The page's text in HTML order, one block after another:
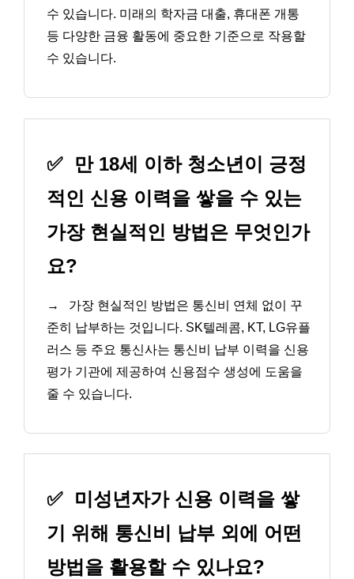
수 있습니다. 미래의 학자금 대출, 휴대폰 개통
등 다양한 금융 활동에 중요한 기준으로 작용할
수 있습니다.
✅
만 18세 이하 청소년이 긍정
적인 신용 이력을 쌓을 수 있는
가장 현실적인 방법은 무엇인가
요?
→
가장 현실적인 방법은 통신비 연체 없이 꾸
준히 납부하는 것입니다. SK텔레콤, KT, LG유플
러스 등 주요 통신사는 통신비 납부 이력을 신용
평가 기관에 제공하여 신용점수 생성에 도움을
줄 수 있습니다.
✅
미성년자가 신용 이력을 쌓
기 위해 통신비 납부 외에 어떤
방법을 활용할 수 있나요?